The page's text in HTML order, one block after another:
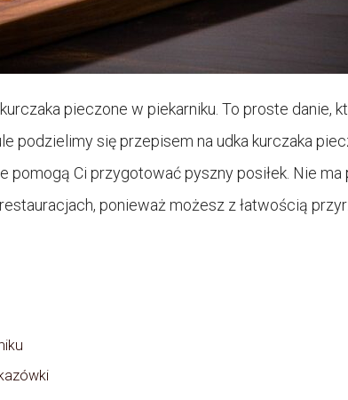
pieczone w piekarniku. To proste danie,
podzielimy się przepisem na udka kurczaka
pomogą Ci przygotować pyszny posiłek. Nie
ponieważ możesz z łatwością